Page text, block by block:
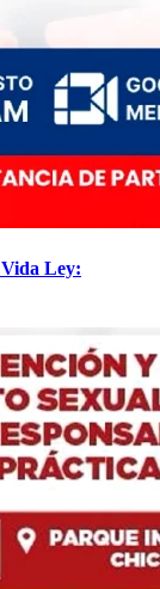
Ley: